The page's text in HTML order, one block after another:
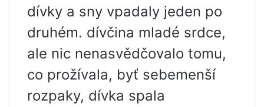
dívky a sny vpadaly jeden po
druhém. dívčina mladé srdce,
ale nic nenasvědčovalo tomu,
co prožívala, byť sebemenší
rozpaky, dívka spala